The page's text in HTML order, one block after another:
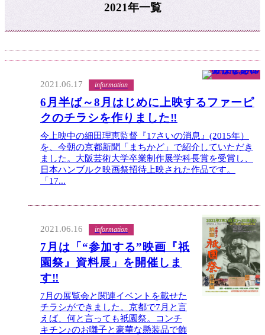
2021年一覧
2021.06.17 information
6月半ば～8月はじめに上映するファーピ
クのチラシを作りました‼
今上映中の細田理恵監督『17さいの消息』(2015年）
を、今朝の京都新聞「まちかど」で紹介していただき
ました。大阪芸術大学卒業制作展学科長賞を受賞し、
日本ハンブルク映画祭招待上映された作品です。
「17...
2021.06.16 information
7月は「“参加する”映画『祇
園祭』資料展」を開催しま
す‼
7月の展覧会と関連イベントを載せた
チラシができました。京都で7月と言
えば、何と言っても祇園祭。コンチ
キチン♪のお囃子と豪華な懸装品で飾